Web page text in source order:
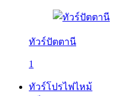
ทัวร์ปัตตานี
1
ทัวร์โปรไฟไหม้